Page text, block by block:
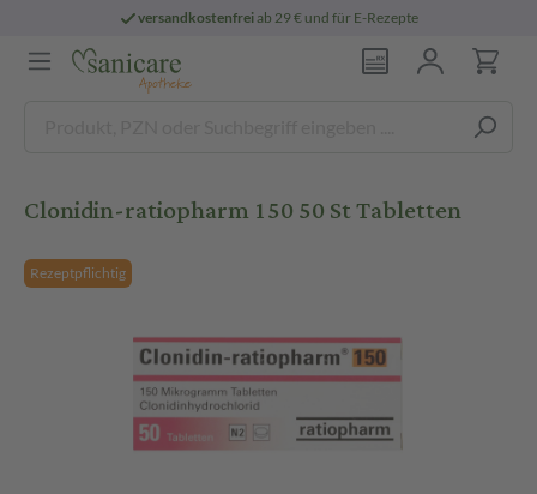
versandkostenfreiab 29 € und für E-Rezepte
Clonidin-ratiopharm 150 50 St Tabletten
Rezeptpflichtig